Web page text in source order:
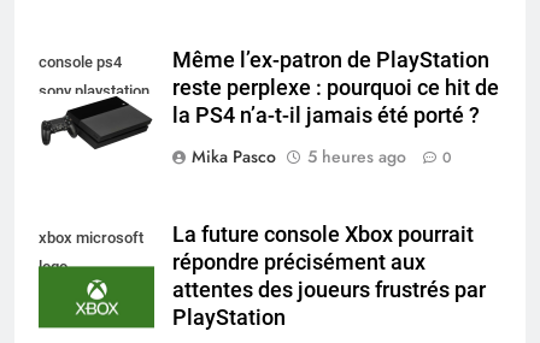
console ps4
sony playstation
Même l’ex-patron de PlayStation
reste perplexe : pourquoi ce hit de
la PS4 n’a-t-il jamais été porté ?
Mika Pasco
5 heures ago 0
xbox microsoft
logo
La future console Xbox pourrait
répondre précisément aux
attentes des joueurs frustrés par
PlayStation